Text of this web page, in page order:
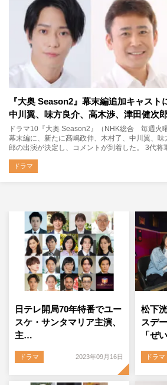
『大奥 Season2』幕末編追加キャスト
中川翼、味方良介、高木渉、津田健次
ドラマ10『大奥 Season2』（NHK総合 毎週火
幕末編に、新たに髙嶋政伸、木村了、中川翼、
郎の出演が決定し、コメントが到着した。 3代将
ドラマ
日テレ開局70年特番でユー
スケ・サンタマリア主演、
主…
ドラマ 2023年09月16日
松下
スデ
「ぜ
ドラマ